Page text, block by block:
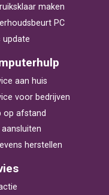
maken
PC
update
aan huis
voor bedrijven
op afstand
aansluiten
herstellen